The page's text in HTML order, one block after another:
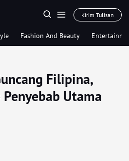
Kirim Tulisan
Fashion And Beauty
Filipina,
Utama